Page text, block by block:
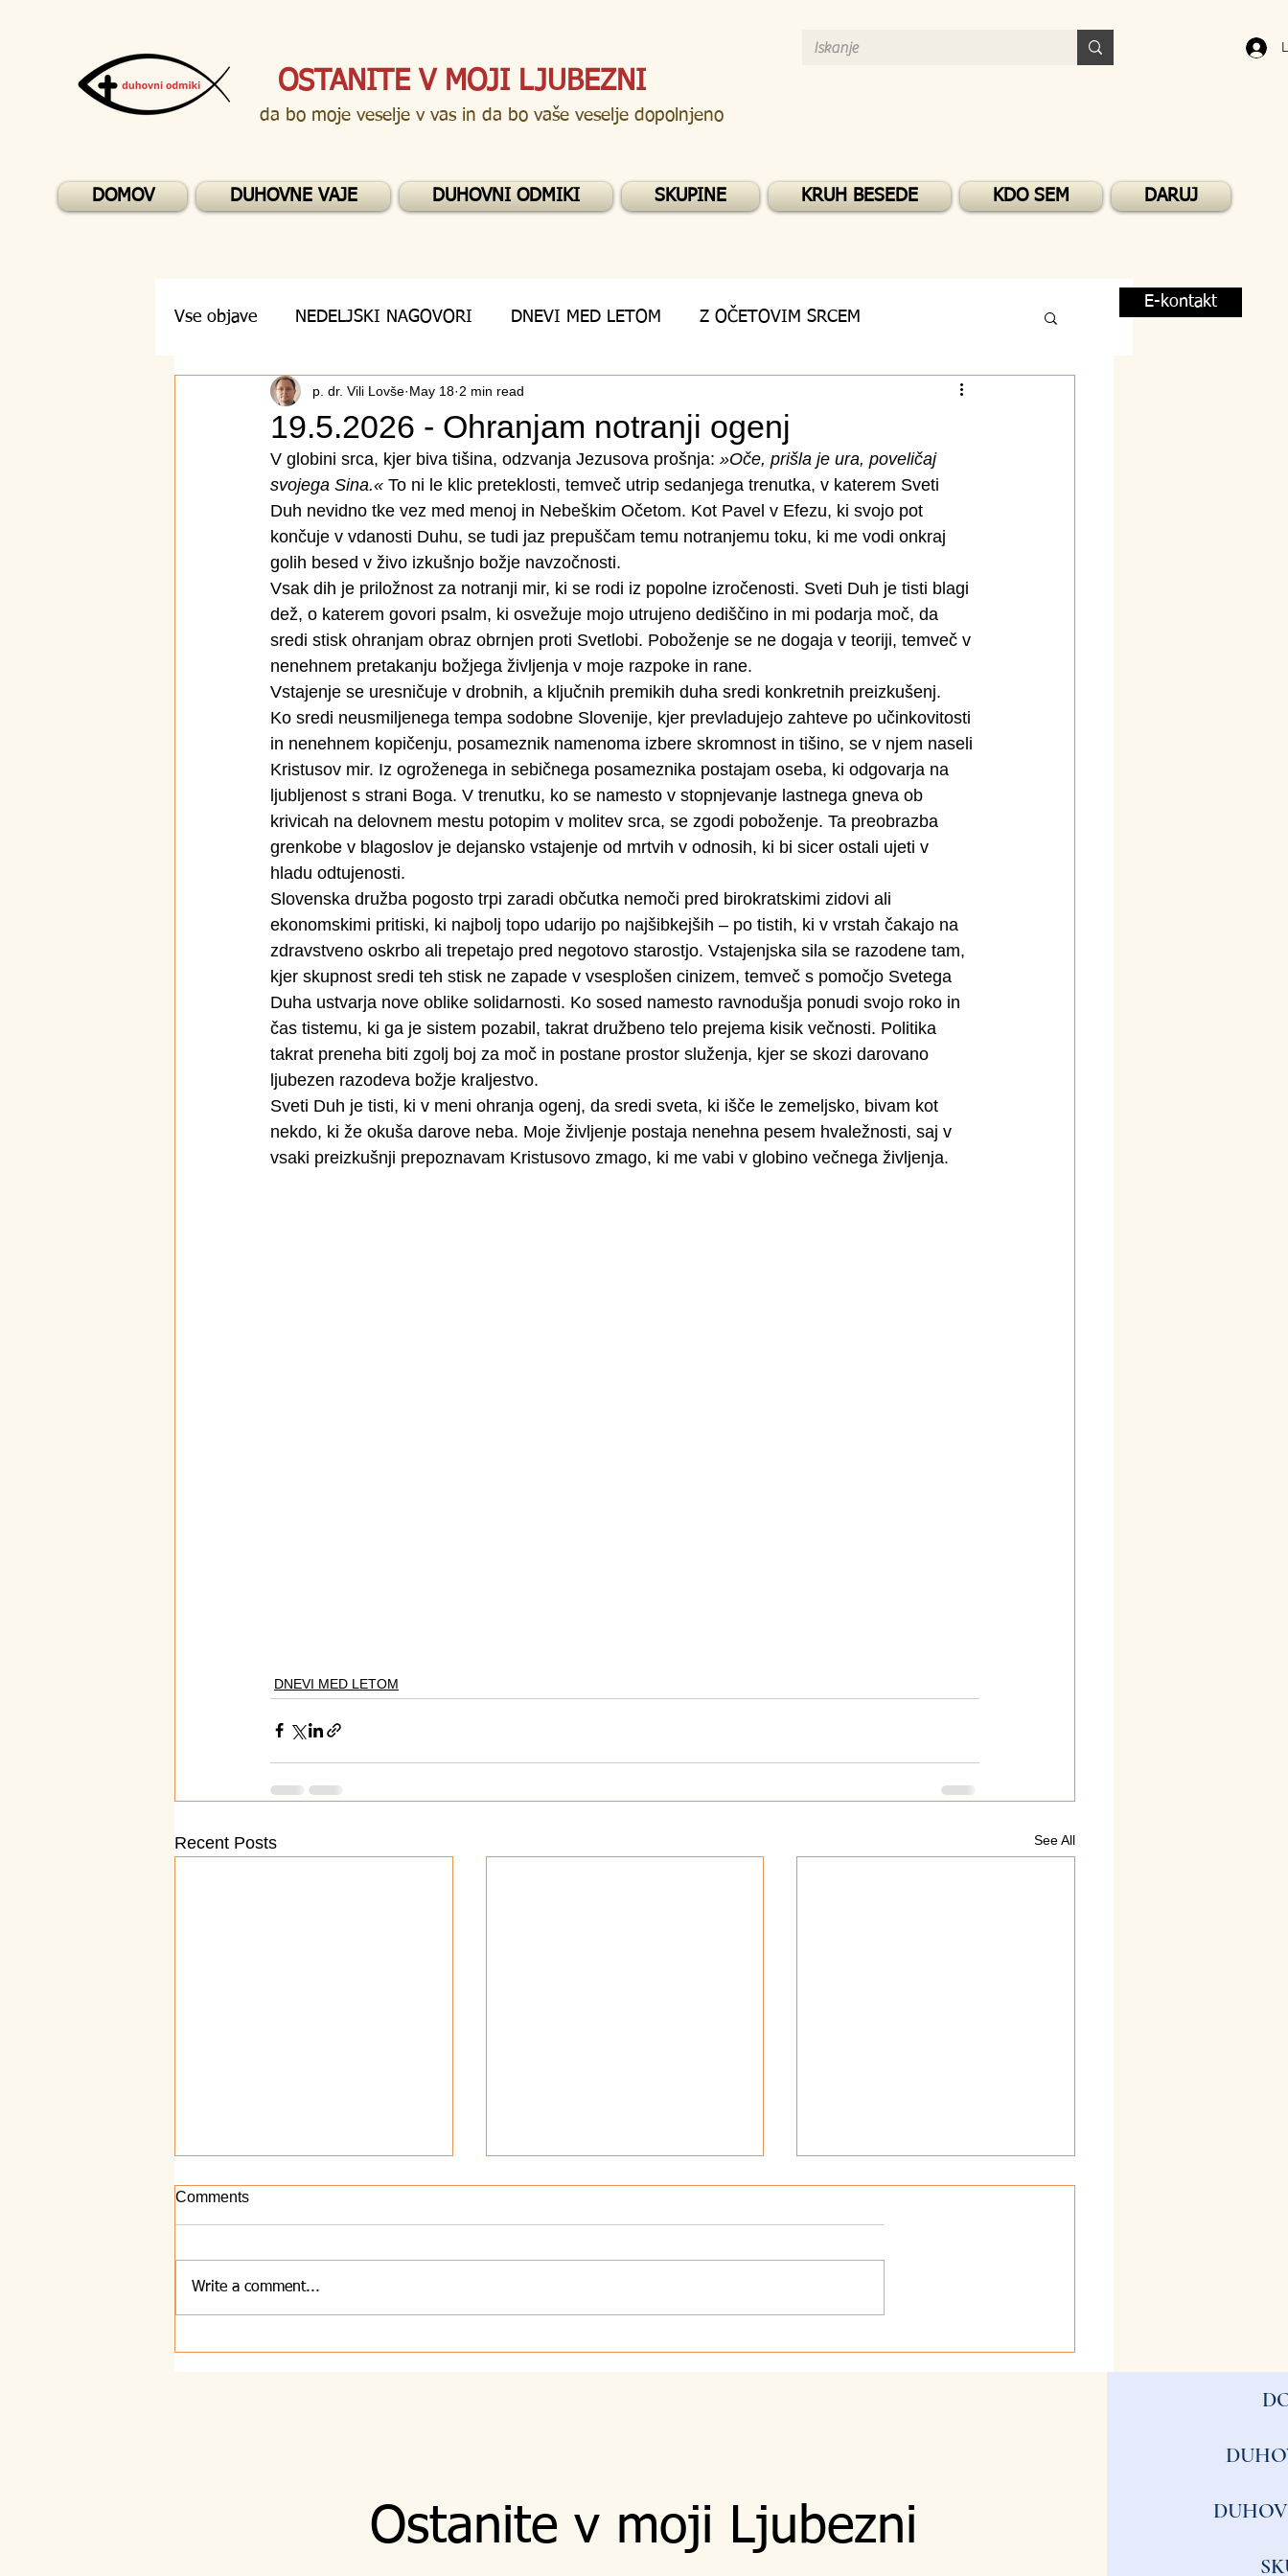
OSTANITE V MOJI LJUBEZNI
da bo moje veselje v vas in da bo vaše veselje dopolnjeno
DOMOV DUHOVNE VAJE DUHOVNI ODMIKI SKUPINE KRUH BESEDE KDO SEM DARUJ
Vse objave NEDELJSKI NAGOVORI DNEVI MED LETOM Z OČETOVIM SRCEM
DUHOVNA VPRAŠANJA
19.5.2026 - Ohranjam notranji ogenj
p. dr. Vili Lovše May 18 2 min read
V globini srca, kjer biva tišina, odzvanja Jezusova prošnja: »Oče, prišla je ura, poveličaj
svojega Sina.« To ni le klic preteklosti, temveč utrip sedanjega trenutka, v katerem Sveti
Duh nevidno tke vez med menoj in Nebeškim Očetom. Kot Pavel v Efezu, ki svojo pot
končuje v vdanosti Duhu, se tudi jaz prepuščam temu notranjemu toku, ki me vodi onkraj
golih besed v živo izkušnjo božje navzočnosti.
Vsak dih je priložnost za notranji mir, ki se rodi iz popolne izročenosti. Sveti Duh je tisti blagi
dež, o katerem govori psalm, ki osvežuje mojo utrujeno dediščino in mi podarja moč, da
sredi stisk ohranjam obraz obrnjen proti Svetlobi. Poboženje se ne dogaja v teoriji, temveč v
nenehnem pretakanju božjega življenja v moje razpoke in rane.
Vstajenje se uresničuje v drobnih, a ključnih premikih duha sredi konkretnih preizkušenj.
Ko sredi neusmiljenega tempa sodobne Slovenije, kjer prevladujejo zahteve po učinkovitosti
in nenehnem kopičenju, posameznik namenoma izbere skromnost in tišino, se v njem naseli
Kristusov mir. Iz ogroženega in sebičnega posameznika postajam oseba, ki odgovarja na
ljubljenost s strani Boga. V trenutku, ko se namesto v stopnjevanje lastnega gneva ob
krivicah na delovnem mestu potopim v molitev srca, se zgodi poboženje. Ta preobrazba
grenkobe v blagoslov je dejansko vstajenje od mrtvih v odnosih, ki bi sicer ostali ujeti v
hladu odtujenosti.
Slovenska družba pogosto trpi zaradi občutka nemoči pred birokratskimi zidovi ali
ekonomskimi pritiski, ki najbolj topo udarijo po najšibkejših – po tistih, ki v vrstah čakajo na
zdravstveno oskrbo ali trepetajo pred negotovo starostjo. Vstajenjska sila se razodene tam,
kjer skupnost sredi teh stisk ne zapade v vsesplošen cinizem, temveč s pomočjo Svetega
Duha ustvarja nove oblike solidarnosti. Ko sosed namesto ravnodušja ponudi svojo roko in
čas tistemu, ki ga je sistem pozabil, takrat družbeno telo prejema kisik večnosti. Politika
takrat preneha biti zgolj boj za moč in postane prostor služenja, kjer se skozi darovano
ljubezen razodeva božje kraljestvo.
Sveti Duh je tisti, ki v meni ohranja ogenj, da sredi sveta, ki išče le zemeljsko, bivam kot
nekdo, ki že okuša darove neba. Moje življenje postaja nenehna pesem hvaležnosti, saj v
vsaki preizkušnji prepoznavam Kristusovo zmago, ki me vabi v globino večnega življenja.
DNEVI MED LETOM
Recent Posts See All
7.8.2026 - Sebi
Comments
Write a comment...
E-kontakt
Ostanite v moji Ljubezni